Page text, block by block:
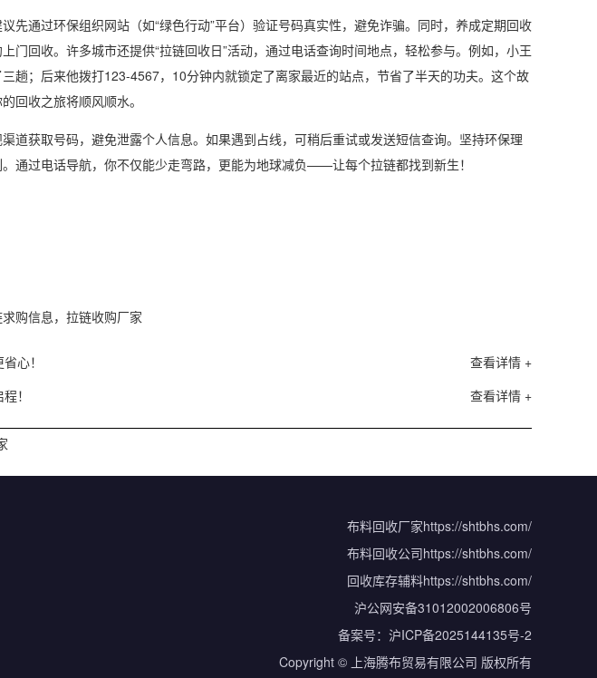
先通过环保组织网站（如“绿色行动”平台）验证号码真实性，避免诈骗。同时，养成定期回收
门回收。许多城市还提供“拉链回收日”活动，通过电话查询时间地点，轻松参与。例如，小王
趟；后来他拨打123-4567，10分钟内就锁定了离家最近的站点，节省了半天的功夫。这个故
回收之旅将顺风顺水。
道获取号码，避免泄露个人信息。如果遇到占线，可稍后重试或发送短信查询。坚持环保理
通过电话导航，你不仅能少走弯路，更能为地球减负——让每个拉链都找到新生！
购信息，拉链收购厂家
查看详情 +
心！
查看详情 +
！
布料回收厂家https://shtbhs.com/
布料回收公司https://shtbhs.com/
回收库存辅料https://shtbhs.com/
沪公网安备31012002006806号
备案号： 沪ICP备2025144135号-2
Copyright © 上海腾布贸易有限公司 版权所有